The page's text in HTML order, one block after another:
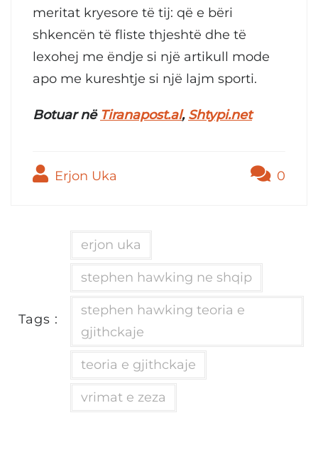
meritat kryesore të tij: që e bëri
shkencën të fliste thjeshtë dhe të
lexohej me ëndje si një artikull mode
apo me kureshtje si një lajm sporti.
Botuar në Tiranapost.al, Shtypi.net
Erjon Uka 0
Tags :
erjon uka
stephen hawking ne shqip
stephen hawking teoria e
gjithckaje
teoria e gjithckaje
vrimat e zeza